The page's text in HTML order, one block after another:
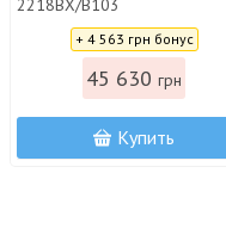
2218BX/B103
+ 4 563 грн бонус
45 630 грн
Купить